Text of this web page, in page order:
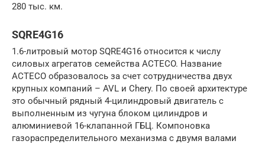
280 тыс. км.
SQRE4G16
1.6-литровый мотор SQRE4G16 относится к числу
силовых агрегатов семейства ACTECO. Название
ACTECO образовалось за счет сотрудничества двух
крупных компаний – AVL и Chery. По своей архитектуре
это обычный рядный 4-цилиндровый двигатель с
выполненным из чугуна блоком цилиндров и
алюминиевой 16-клапанной ГБЦ. Компоновка
газораспределительного механизма с двумя валами